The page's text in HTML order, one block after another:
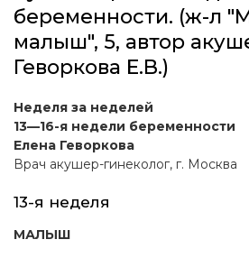
беременности. (ж-л
малыш", 5, автор
Геворкова Е.В.)
Неделя за неделей
13—16-я недели беременности
Елена Геворкова
Врач акушер-гинеколог, г. Москва
13-я неделя
МАЛЫШ